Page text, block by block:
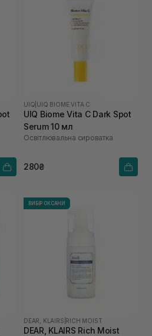
UIQ UIQ BIOME VITA C
UIQ Biome Vita C Dark Spot
Serum 10 мл
Освітлювальна сироватка
280₴
ВИБІР ОКСАНИ
DEAR, KLAIRS RICH MOIST
DEAR, KLAIRS Rich Moist